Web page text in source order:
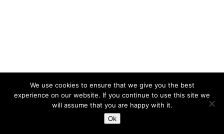
请使用以下赞助链接支持我们，谢谢！
We use cookies to ensure that we give you the best
experience on our website. If you continue to use this site we
will assume that you are happy with it.
Ok